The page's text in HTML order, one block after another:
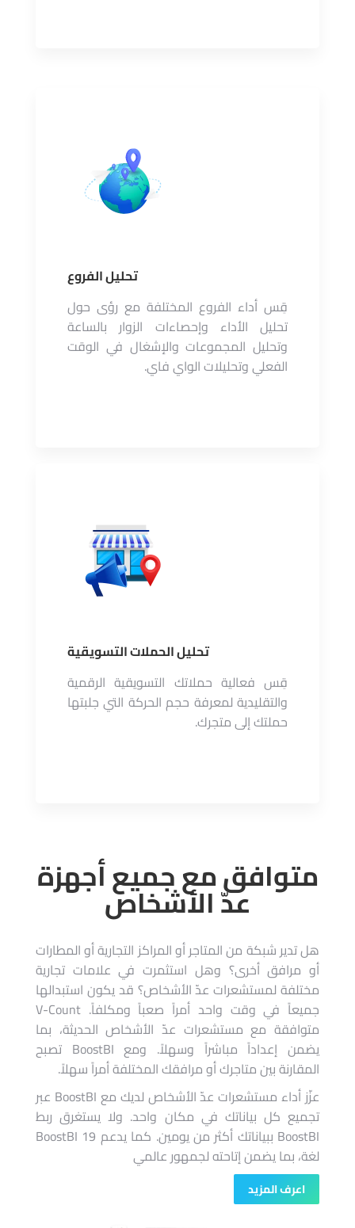
تحليل الفروع
قِس أداء الفروع المختلفة مع رؤى حول
تحليل الأداء وإحصاءات الزوار بالساعة
وتحليل المجموعات والإشغال في الوقت
الفعلي وتحليلات الواي فاي.
تحليل الحملات التسويقية
قِس فعالية حملاتك التسويقية الرقمية
والتقليدية لمعرفة حجم الحركة التي جلبتها
حملتك إلى متجرك.
متوافق مع جميع أجهزة
عدّ الأشخاص
هل تدير شبكة من المتاجر أو المراكز التجارية أو المطارات
أو مرافق أخرى؟ وهل استثمرت في علامات تجارية
مختلفة لمستشعرات عدّ الأشخاص؟ قد يكون استبدالها
جميعاً في وقت واحد أمراً صعباً ومكلفاً. V-Count
متوافقة مع مستشعرات عدّ الأشخاص الحديثة، بما
يضمن إعداداً مباشراً وسهلاً. ومع BoostBI تصبح
المقارنة بين متاجرك أو مرافقك المختلفة أمراً سهلاً.
عزّز أداء مستشعرات عدّ الأشخاص لديك مع BoostBI عبر
تجميع كل بياناتك في مكان واحد. ولا يستغرق ربط
BoostBI ببياناتك أكثر من يومين. كما يدعم BoostBI 19
لغة، بما يضمن إتاحته لجمهور عالمي
اعرف المزيد